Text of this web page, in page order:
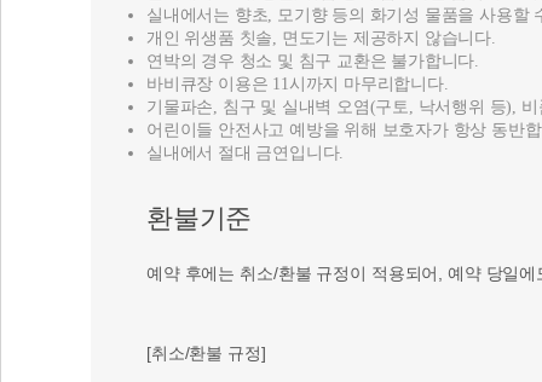
실내에서는 향초, 모기향 등의 화기성 물품을 사용할
개인 위생품 칫솔, 면도기는 제공하지 않습니다.
연박의 경우 청소 및 침구 교환은 불가합니다.
바비큐장 이용은 11시까지 마무리합니다.
기물파손, 침구 및 실내벽 오염(구토, 낙서행위 등),
어린이들 안전사고 예방을 위해 보호자가 항상 동반
실내에서 절대 금연입니다.
환불기준
예약 후에는 취소/환불 규정이 적용되어, 예약 당일
[취소/환불 규정]